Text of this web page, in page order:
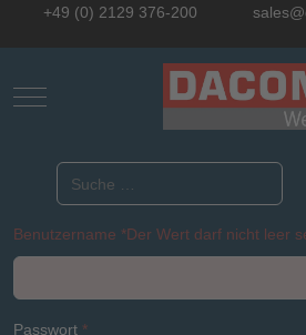
+49 (0) 2129 376-200
Mobile Menu Toggle
Benutzername *Der Wert darf nicht leer
Passwort *